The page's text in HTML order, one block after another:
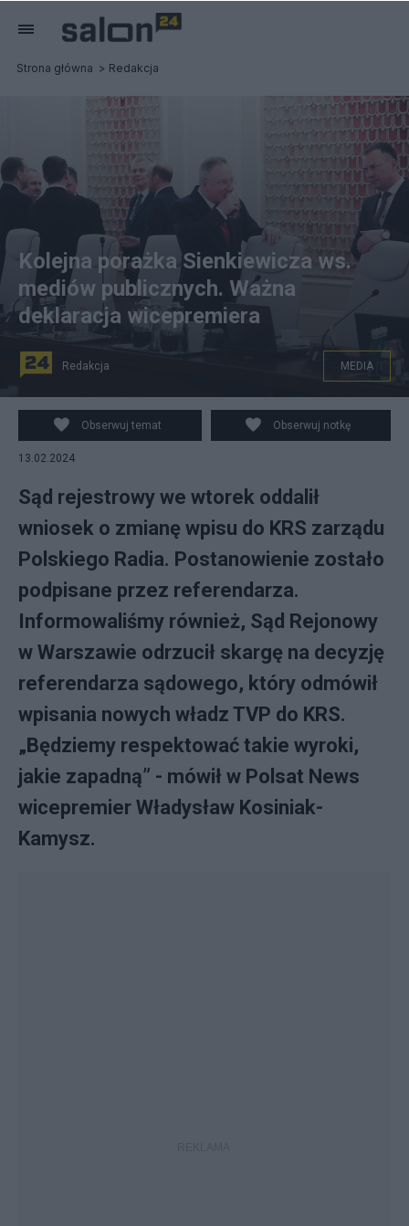
Strona główna Redakcja
Bartłomiej Sienkiewicz (C). Fot. PAP/Albert Zawada
Kolejna porażka Sienkiewicza ws.
mediów publicznych. Ważna
deklaracja wicepremiera
Redakcja MEDIA
Obserwuj temat Obserwuj notkę
13.02.2024
Sąd rejestrowy we wtorek oddalił
wniosek o zmianę wpisu do KRS zarządu
Polskiego Radia. Postanowienie zostało
podpisane przez referendarza.
Informowaliśmy również, Sąd Rejonowy
w Warszawie odrzucił skargę na decyzję
referendarza sądowego, który odmówił
wpisania nowych władz TVP do KRS.
„Będziemy respektować takie wyroki,
jakie zapadną” - mówił w Polsat News
wicepremier Władysław Kosiniak-
Kamysz.